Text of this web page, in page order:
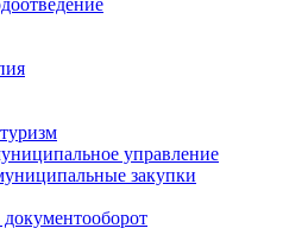
управление
закупки